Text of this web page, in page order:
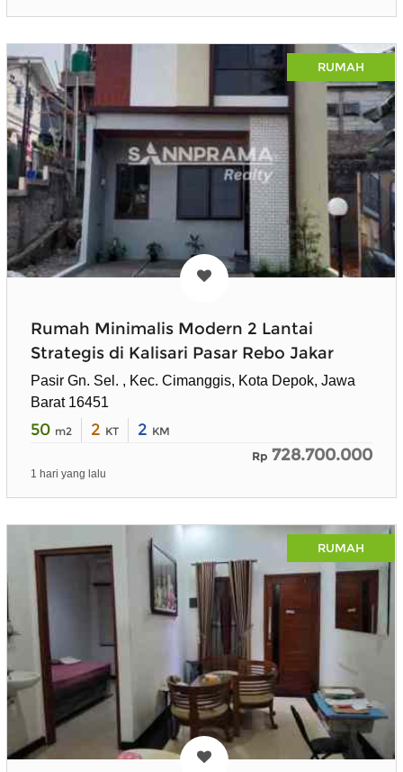
RUMAH
Rumah Minimalis Modern 2 Lantai
Strategis di Kalisari Pasar Rebo Jakar
Pasir Gn. Sel. , Kec. Cimanggis, Kota Depok, Jawa
Barat 16451
50 m2 2 KT 2 KM
Rp 728.700.000
1 hari yang lalu
RUMAH